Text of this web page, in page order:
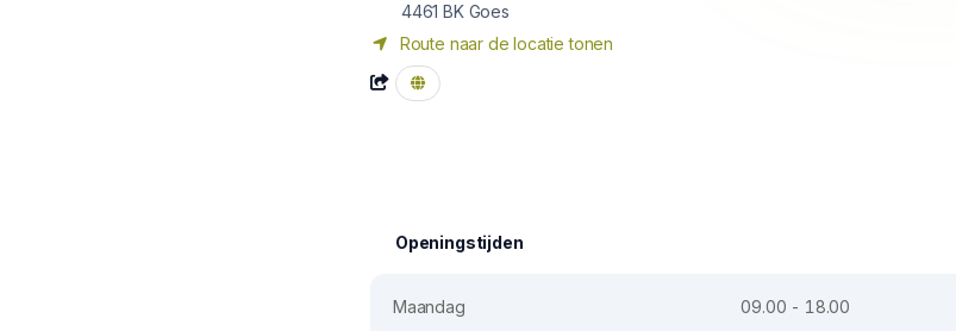
4461 BK Goes
Route naar de locatie tonen
Openingstijden
Maandag
09.00 - 18.00